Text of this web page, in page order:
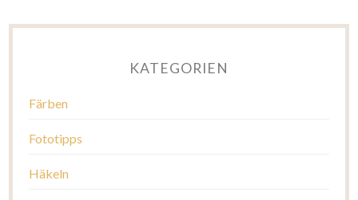
KATEGORIEN
Färben
Fototipps
Häkeln